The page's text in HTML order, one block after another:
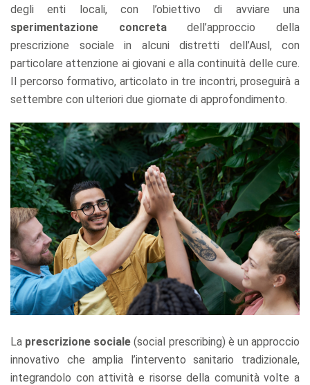
degli enti locali, con l’obiettivo di avviare una
sperimentazione concretadell’approccio della
prescrizione sociale in alcuni distretti dell’Ausl, con
particolare attenzione ai giovani e alla continuità delle cure.
Il percorso formativo, articolato in tre incontri, proseguirà a
settembre con ulteriori due giornate di approfondimento.
La prescrizione sociale (social prescribing) è un approccio
innovativo che amplia l’intervento sanitario tradizionale,
integrandolo con attività e risorse della comunità volte a